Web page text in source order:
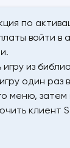
по
войти в
игру из
один раз
меню, затем
клиент